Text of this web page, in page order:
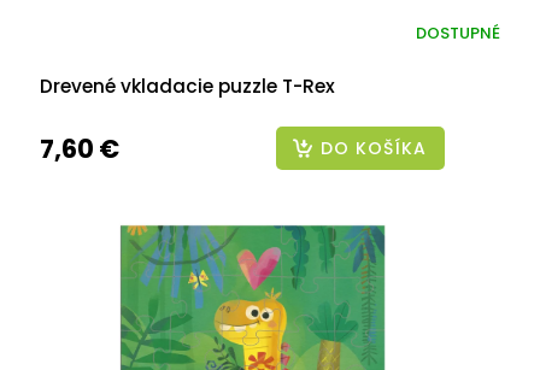
Drevené vkladacie puzzle T-Rex
DOSTUPNÉ
7,60 € DO KOŠÍKA